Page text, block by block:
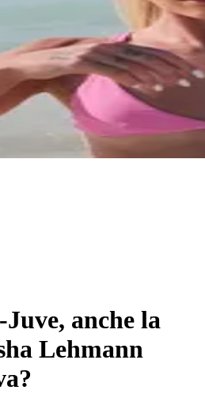
anche la
Lehmann